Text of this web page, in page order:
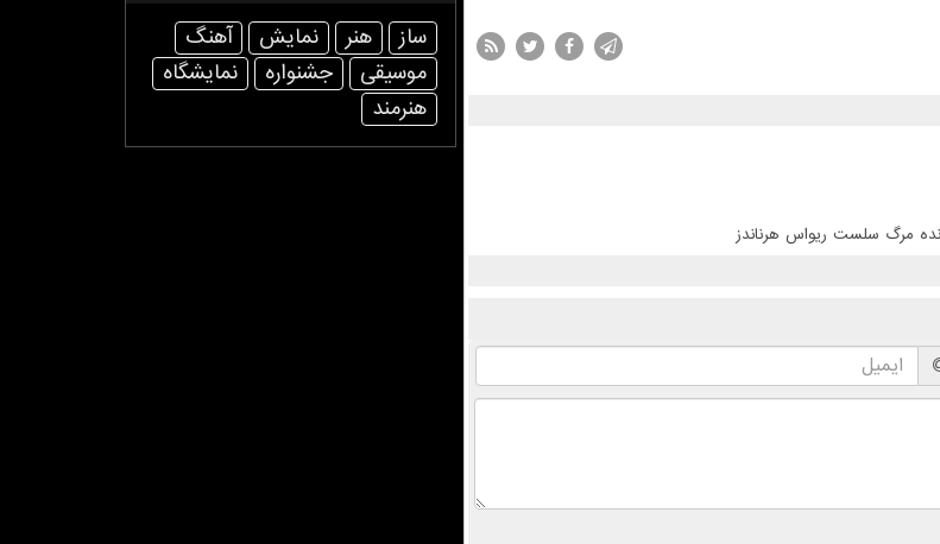
مرگ سلست ریواس هرناندز
ساز هنر نمایش
آهنگ
موسیقی
جشنواره
نمایشگاه
هنرمند